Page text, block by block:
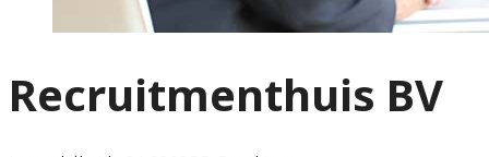
Recruitmenthuis BV